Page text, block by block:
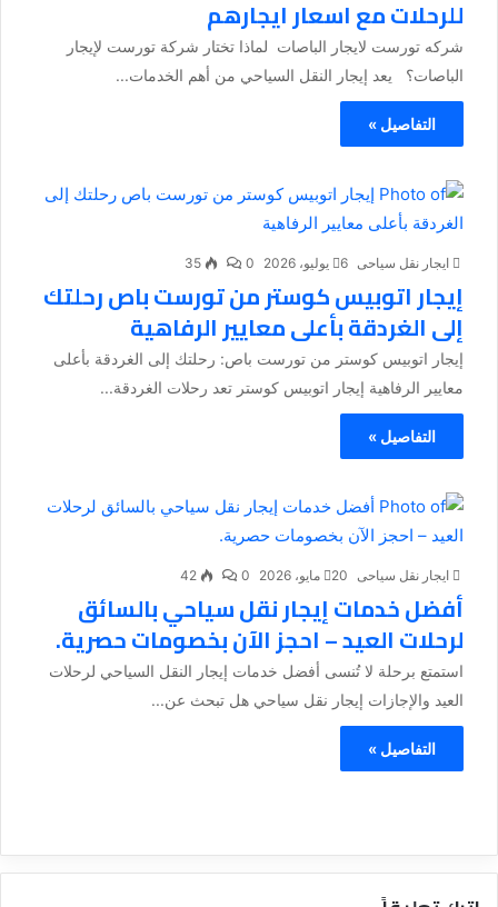
للرحلات مع اسعار ايجارهم
شركه تورست لايجار الباصات لماذا تختار شركة تورست لإيجار
الباصات؟ يعد إيجار النقل السياحي من أهم الخدمات...
التفاصيل »
ايجار نقل سياحى 6 يوليو، 2026 0
35
إيجار اتوبيس كوستر من تورست باص رحلتك
إلى الغردقة بأعلى معايير الرفاهية
إيجار اتوبيس كوستر من تورست باص: رحلتك إلى الغردقة بأعلى
معايير الرفاهية إيجار اتوبيس كوستر تعد رحلات الغردقة...
التفاصيل »
ايجار نقل سياحى 20 مايو، 2026 0
42
أفضل خدمات إيجار نقل سياحي بالسائق
لرحلات العيد – احجز الآن بخصومات حصرية.
استمتع برحلة لا تُنسى أفضل خدمات إيجار النقل السياحي لرحلات
العيد والإجازات إيجار نقل سياحي هل تبحث عن...
التفاصيل »